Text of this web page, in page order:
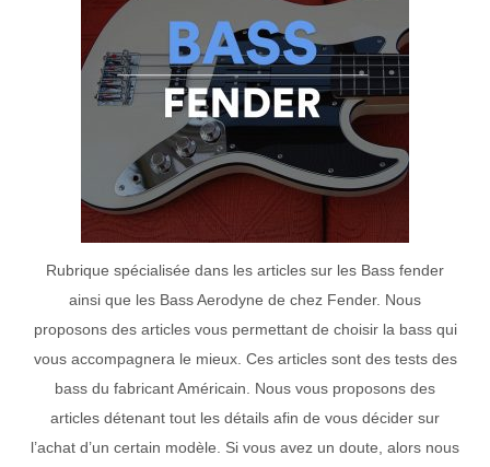
Rubrique spécialisée dans les articles sur les Bass fender
ainsi que les Bass Aerodyne de chez Fender. Nous
proposons des articles vous permettant de choisir la bass qui
vous accompagnera le mieux. Ces articles sont des tests des
bass du fabricant Américain. Nous vous proposons des
articles détenant tout les détails afin de vous décider sur
l’achat d’un certain modèle. Si vous avez un doute, alors nous